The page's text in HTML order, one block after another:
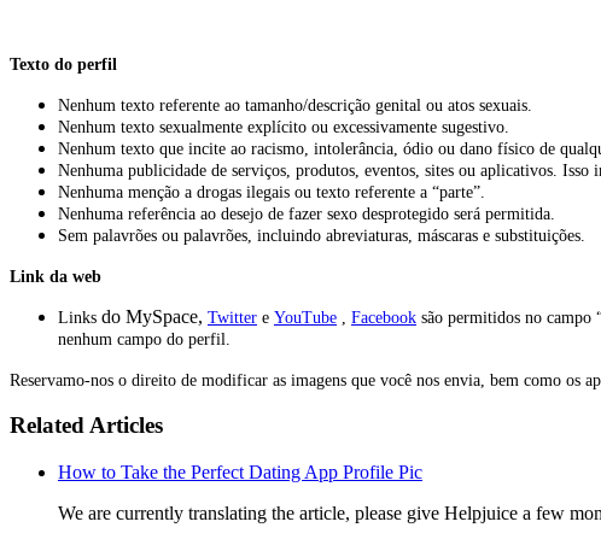
Texto do perfil
Nenhum texto referente ao tamanho/descrição genital ou atos sexuais.
Nenhum texto sexualmente explícito ou excessivamente sugestivo.
Nenhum texto que incite ao racismo, intolerância, ódio ou dano físico de
Nenhuma publicidade de serviços, produtos, eventos, sites ou aplicativos. Isso
Nenhuma menção a drogas ilegais ou texto referente a “parte”.
Nenhuma referência ao desejo de fazer sexo desprotegido será permitida.
Sem palavrões ou palavrões, incluindo abreviaturas, máscaras e substituições.
Link da web
Links do MySpace, Twitter e YouTube Facebook são permitidos no campo
nenhum campo do perfil.
Reservamo-nos o direito de modificar as imagens que você nos envia, bem como os
Related Articles
How to Take the Perfect Dating App Profile Pic
We are currently translating the article, please give Helpjuice a few